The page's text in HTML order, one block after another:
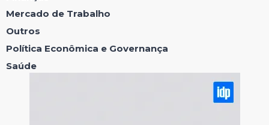
Mercado de Trabalho
Outros
Política Econômica e Governança
Saúde